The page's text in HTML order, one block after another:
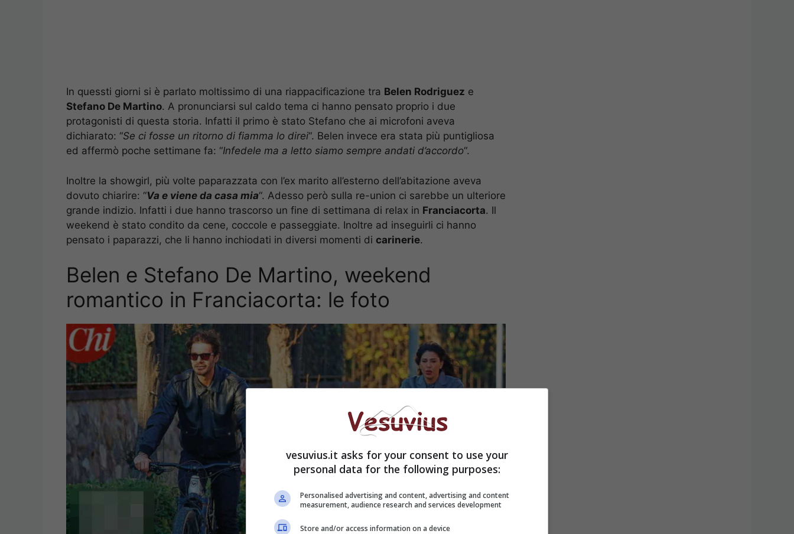
In quessti giorni si è parlato moltissimo di una riappacificazione tra Belen Rodriguez e
Stefano De Martino. A pronunciarsi sul caldo tema ci hanno pensato proprio i due
protagonisti di questa storia. Infatti il primo è stato Stefano che ai microfoni aveva
dichiarato: “Se ci fosse un ritorno di fiamma lo direi“. Belen invece era stata più puntigliosa
ed affermò poche settimane fa: “Infedele ma a letto siamo sempre andati d’accordo“.
Inoltre la showgirl, più volte paparazzata con l’ex marito all’esterno dell’abitazione aveva
dovuto chiarire: “Va e viene da casa mia“. Adesso però sulla re-union ci sarebbe un ulteriore
grande indizio. Infatti i due hanno trascorso un fine di settimana di relax in Franciacorta. Il
weekend è stato condito da cene, coccole e passeggiate. Inoltre ad inseguirli ci hanno
pensato i paparazzi, che li hanno inchiodati in diversi momenti di carinerie.
Belen e Stefano De Martino, weekend
romantico in Franciacorta: le foto
vesuvius.it asks for your consent to use your
personal data for the following purposes:
Personalised advertising and content, advertising and content
measurement, audience research and services development
Store and/or access information on a device